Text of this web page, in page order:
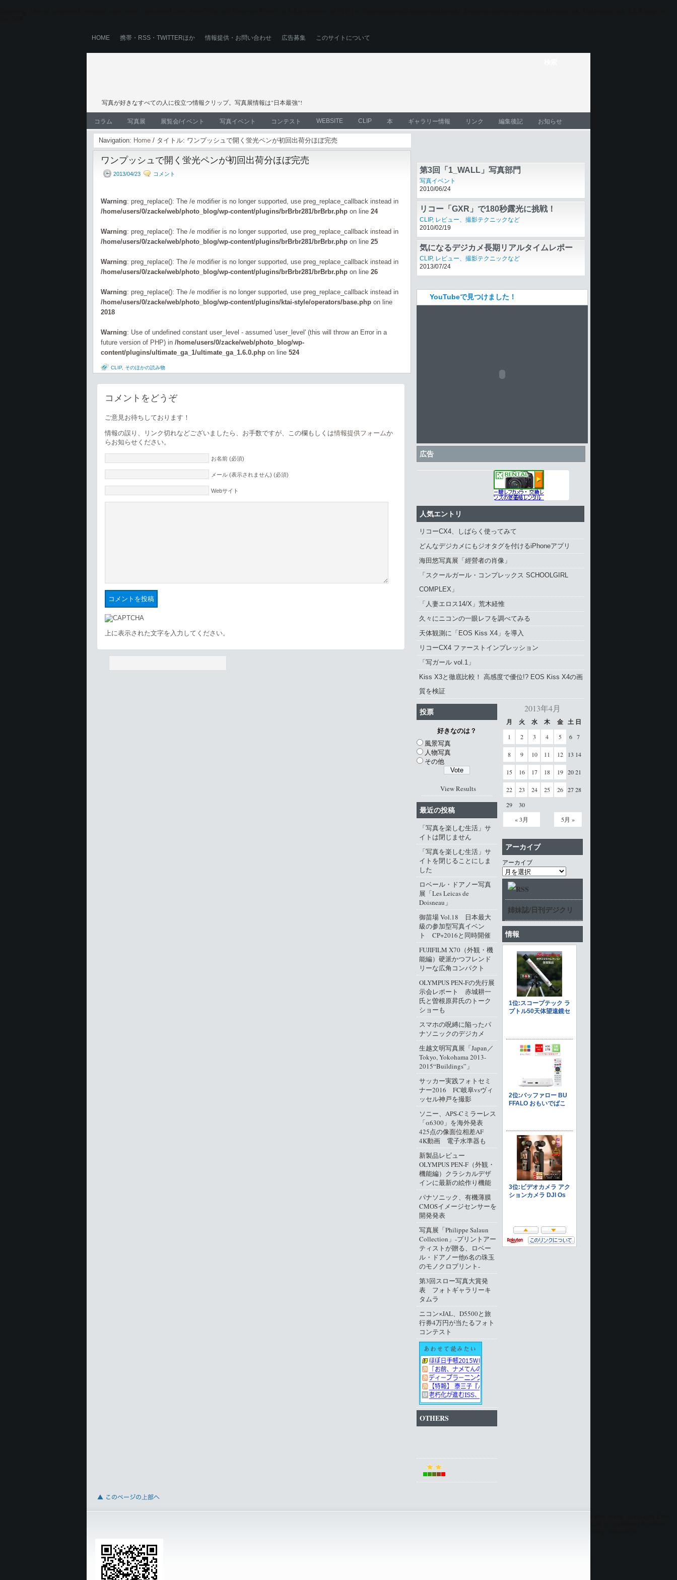
HOME 携帯・RSS・TWITTERほか 情報提供・お問い合わせ 広告募集 このサイトについて
写真が好きなすべての人に役立つ情報クリップ。写真展情報は"日本最強"!
コラム 写真展 展覧会/イベント 写真イベント コンテスト WEBSITE CLIP 本 ギャラリー情報 リンク 編集後記 お知らせ
Navigation: Home / タイトル: ワンプッシュで開く蛍光ペンが初回出荷分ほぼ完売
ワンプッシュで開く蛍光ペンが初回出荷分ほぼ完売
2013/04/23 コメント
Warning: preg_replace(): The /e modifier is no longer supported, use preg_replace_callback instead in
/home/users/0/zacke/web/photo_blog/wp-content/plugins/brBrbr281/brBrbr.php on line 24
Warning: preg_replace(): The /e modifier is no longer supported, use preg_replace_callback instead in
/home/users/0/zacke/web/photo_blog/wp-content/plugins/brBrbr281/brBrbr.php on line 25
Warning: preg_replace(): The /e modifier is no longer supported, use preg_replace_callback instead in
/home/users/0/zacke/web/photo_blog/wp-content/plugins/brBrbr281/brBrbr.php on line 26
Warning: preg_replace(): The /e modifier is no longer supported, use preg_replace_callback instead in
/home/users/0/zacke/web/photo_blog/wp-content/plugins/ktai-style/operators/base.php on line
2018
Warning: Use of undefined constant user_level - assumed 'user_level' (this will throw an Error in a
future version of PHP) in /home/users/0/zacke/web/photo_blog/wp-
content/plugins/ultimate_ga_1/ultimate_ga_1.6.0.php on line 524
CLIP, そのほかの読み物
コメントをどうぞ
ご意見お待ちしております！
情報の誤り、リンク切れなどございましたら、お手数ですが、この欄もしくは情報提供フォームか
らお知らせください。
お名前 (必須)
メール (表示されません) (必須)
Webサイト
上に表示された文字を入力してください。
第3回「1_WALL」写真部門
写真イベント
2010/06/24
リコー「GXR」で180秒露光に挑戦！
CLIP,レビュー、撮影テクニックなど
2010/02/19
気になるデジカメ長期リアルタイムレポー
ト リコーGR【第2回】「Eye-Fi mobi」カ
ードを試す
CLIP,レビュー、撮影テクニックなど
2013/07/24
YouTubeで見つけました！
広告
人気エントリ
リコーCX4、しばらく使ってみて
どんなデジカメにもジオタグを付けるiPhoneアプリ
海田悠写真展「經營者の肖像」
「スクールガール・コンプレックス SCHOOLGIRL
COMPLEX」
「人妻エロス14/X」荒木経惟
久々にニコンの一眼レフを調べてみる
天体観測に「EOS Kiss X4」を導入
リコーCX4 ファーストインプレッション
「写ガール vol.1」
Kiss X3と徹底比較！ 高感度で優位!? EOS Kiss X4の画
質を検証
2013年4月
月 火 水 木 金 土 日
« 3月 5月 »
1 2 3 4 5 6 7
8 9 10 11 12 13 14
15 16 17 18 19 20 21
22 23 24 25 26 27 28
29
30
アーカイブ
アーカイブ
姉妹誌/日刊デジクリ
情報
投票
好きなのは？
風景写真
人物写真
その他
View Results
最近の投稿
「写真を楽しむ生活」サ
イトは閉じません
「写真を楽しむ生活」サ
イトを閉じることにしま
した
ロベール・ドアノー写真
展「Les Leicas de
Doisneau」
御苗場 Vol.18 日本最大
級の参加型写真イベン
ト CP+2016と同時開催
FUJIFILM X70（外観・機
能編）硬派かつフレンド
リーな広角コンパクト
OLYMPUS PEN-Fの先行展
示会レポート 赤城耕一
氏と曽根原昇氏のトーク
ショーも
スマホの呪縛に陥ったパ
ナソニックのデジカメ
生越文明写真展「Japan／
Tokyo, Yokohama 2013-
2015“Buildings”」
サッカー実践フォトセミ
ナー2016 FC岐阜vsヴィ
ッセル神戸を撮影
ソニー、APS-Cミラーレス
「α6300」を海外発表
425点の像面位相差AF
4K動画 電子水準器も
新製品レビュー
OLYMPUS PEN-F（外観・
機能編）クラシカルデザ
インに最新の絵作り機能
パナソニック、有機薄膜
CMOSイメージセンサーを
開発発表
写真展「Philippe Salaun
Collection」‐プリントアー
ティストが贈る、ロベー
ル・ドアノー他6名の珠玉
のモノクロプリント‐
第3回スロー写真大賞発
表 フォトギャラリーキ
タムラ
ニコン×JAL、D5500と旅
行券4万円が当たるフォト
コンテスト
OTHERS